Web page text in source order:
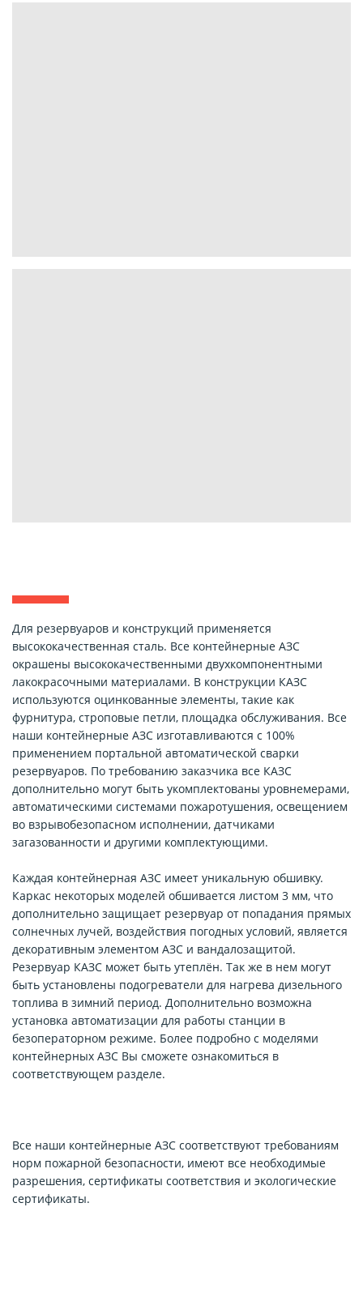
Для резервуаров и конструкций применяется
высококачественная сталь. Все контейнерные АЗС
окрашены высококачественными двухкомпонентными
лакокрасочными материалами. В конструкции КАЗС
используются оцинкованные элементы, такие как
фурнитура, строповые петли, площадка обслуживания. Все
наши контейнерные АЗС изготавливаются с 100%
применением портальной автоматической сварки
резервуаров. По требованию заказчика все КАЗС
дополнительно могут быть укомплектованы уровнемерами,
автоматическими системами пожаротушения, освещением
во взрывобезопасном исполнении, датчиками
загазованности и другими комплектующими.
Каждая контейнерная АЗС имеет уникальную обшивку.
Каркас некоторых моделей обшивается листом 3 мм, что
дополнительно защищает резервуар от попадания прямых
солнечных лучей, воздействия погодных условий, является
декоративным элементом АЗС и вандалозащитой.
Резервуар КАЗС может быть утеплён. Так же в нем могут
быть установлены подогреватели для нагрева дизельного
топлива в зимний период. Дополнительно возможна
установка автоматизации для работы станции в
безоператорном режиме. Более подробно с моделями
контейнерных АЗС Вы сможете ознакомиться в
соответствующем разделе.
Все наши контейнерные АЗС соответствуют требованиям
норм пожарной безопасности, имеют все необходимые
разрешения, сертификаты соответствия и экологические
сертификаты.